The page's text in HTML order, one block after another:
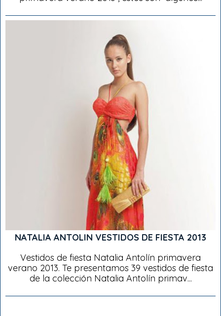
NATALIA ANTOLIN VESTIDOS DE FIESTA 2013
Vestidos de fiesta Natalia Antolín primavera
verano 2013. Te presentamos 39 vestidos de fiesta
de la colección Natalia Antolín primav...